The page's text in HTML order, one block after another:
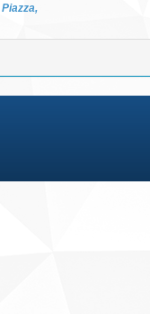
Piazza,